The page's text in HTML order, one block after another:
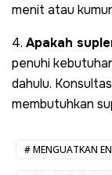
menit atau
4. Apakah
penuhi
dahulu.
membutuhkan
MENGUATKAN